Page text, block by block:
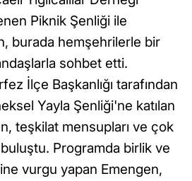
Piknik Şenliği ile
burada hemşehrilerle bir
sohbet etti.
İlçe Başkanlığı tarafından
Yayla Şenliği'ne katılan
teşkilat mensupları ve çok
Programda birlik ve
vurgu yapan Emengen,